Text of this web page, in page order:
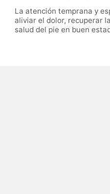
La atención temprana y
aliviar el dolor, recuperar
salud del pie en buen